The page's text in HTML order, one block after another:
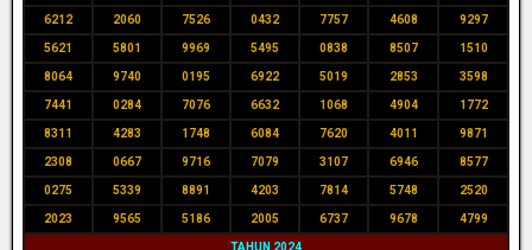
6212 2060 7526 0432 7757 4608 9297
5621 5801 9969 5495 0838 8507 1510
8064 9740 0195 6922 5019 2853 3598
7441 0284 7076 6632 1068 4904 1772
8311 4283 1748 6084 7620 4011 9871
2308 0667 9716 7079 3107 6946 8577
0275 5339 8891 4203 7814 5748 2520
2023 9565 5186 2005 6737 9678 4799
TAHUN 2024